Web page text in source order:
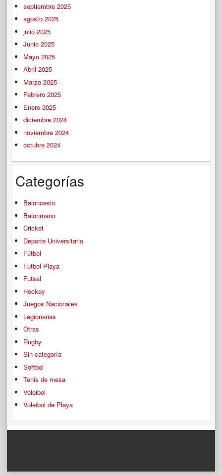
septiembre 2025
agosto 2025
julio 2025
Junio 2025
Mayo 2025
Abril 2025
Marzo 2025
Febrero 2025
Enero 2025
diciembre 2024
noviembre 2024
octubre 2024
Categorías
Baloncesto
Balonmano
Cricket
Deporte Universitario
Fútbol
Futbol Playa
Futsal
Hockey
Juegos Nacionales
Legionarias
Otras
Rugby
Sin categoría
Softbol
Tenis de mesa
Voleibol
Voleibol de Playa